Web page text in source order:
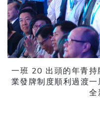
一班 20 出頭的年青持
業發牌制度順利過渡
全